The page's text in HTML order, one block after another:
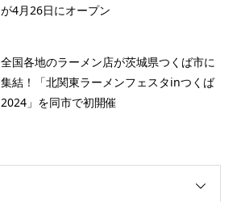
が4月26日にオープン
全国各地のラーメン店が茨城県つくば市に
集結！「北関東ラーメンフェスタinつくば
2024」を同市で初開催